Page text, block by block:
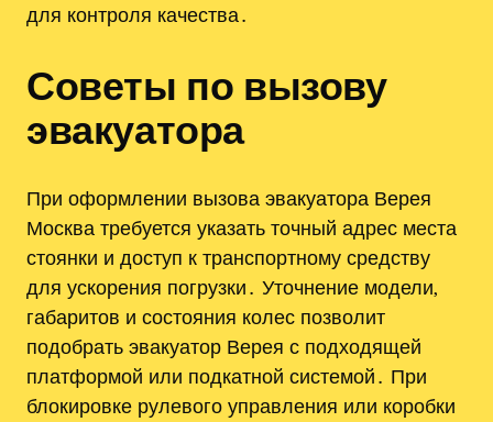
для контроля качества․
Советы по вызову
эвакуатора
При оформлении вызова эвакуатора Верея
Москва требуется указать точный адрес места
стоянки и доступ к транспортному средству
для ускорения погрузки․ Уточнение модели‚
габаритов и состояния колес позволит
подобрать эвакуатор Верея с подходящей
платформой или подкатной системой․ При
блокировке рулевого управления или коробки